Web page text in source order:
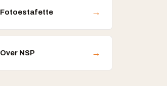
Fotoestafette →
Over NSP →